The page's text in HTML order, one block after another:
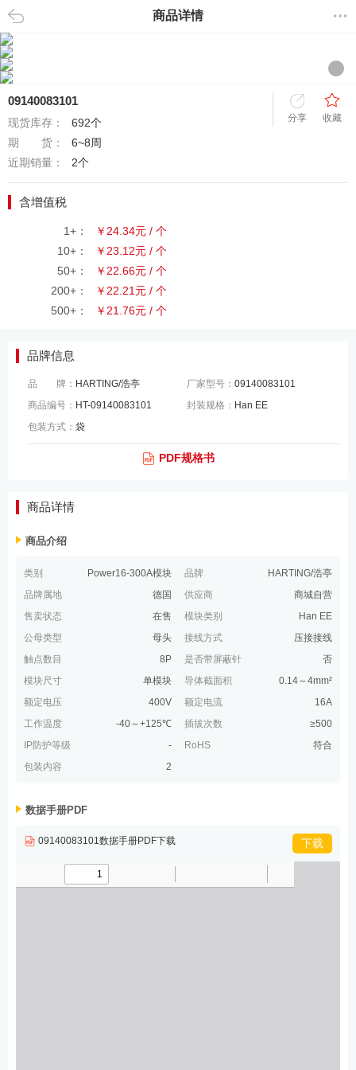
返回 商品详情
09140083101
现货库存：
692个
期 货：
6~8周
近期销量：
2个
分享 收藏
含增值税
1+：
￥24.34元 / 个
10+：
￥23.12元 / 个
50+：
￥22.66元 / 个
200+：
￥22.21元 / 个
500+：
￥21.76元 / 个
品牌信息
品 牌： HARTING/浩亭 厂家型号：09140083101
商品编号： HT-09140083101 封装规格： Han EE
包装方式： 袋
PDF规格书
商品详情
商品介绍
类别 Power16-300A模块 品牌
HARTING/浩亭
品牌属地
德国 供应商
商城自营
售卖状态
在售 模块类别
Han EE
公母类型
母头 接线方式
压接接线
触点数目
8P 是否带屏蔽针
否
模块尺寸
单模块 导体截面积
0.14～4mm²
额定电压
400V 额定电流
16A
工作温度
-40～+125℃ 插拔次数
≥500
IP防护等级
- RoHS
符合
包装内容
2
数据手册PDF
09140083101数据手册PDF下载 下载